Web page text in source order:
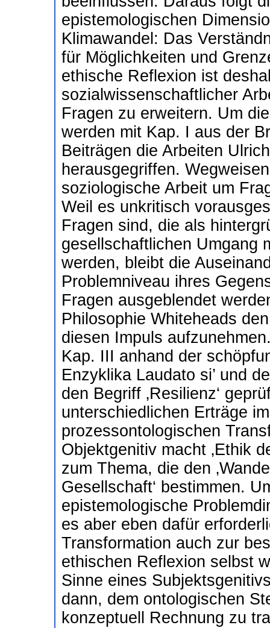
epistemologischen
Klimawandel: Das
für Möglichkeiten und
ethische Reflexion ist
sozialwissenschaftlicher
Fragen zu erweitern. Um
werden mit Kap. I aus der
Beiträgen die Arbeiten
herausgegriffen.
soziologische Arbeit um
Weil es unkritisch
Fragen sind, die als
gesellschaftlichen Umgang
werden, bleibt die
Problemniveau ihres
Fragen ausgeblendet
Philosophie Whiteheads
diesen Impuls
Kap. III anhand der
Enzyklika Laudato si’ und
den Begriff ‚Resilienz‘
unterschiedlichen Erträge
prozessontologischen
Objektgenitiv macht ‚Ethik
zum Thema, die den
Gesellschaft‘ bestimmen.
epistemologische
es aber eben dafür
Transformation auch zur
ethischen Reflexion selbst
Sinne eines
dann, dem ontologischen
konzeptuell Rechnung zu